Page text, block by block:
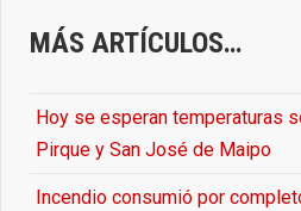
MÁS ARTÍCULOS…
Hoy se esperan temperaturas
Pirque y San José de Maipo
Incendio consumió por